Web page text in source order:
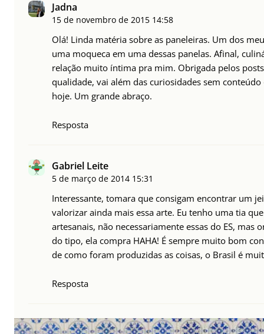
Jadna
15 de novembro de 2015 14:58
Olá! Linda matéria sobre as paneleiras. Um dos
uma moqueca em uma dessas panelas. Afinal,
relação muito íntima pra mim. Obrigada pelos
qualidade, vai além das curiosidades sem
hoje. Um grande abraço.
Resposta
Gabriel Leite
5 de março de 2014 15:31
Interessante, tomara que consigam encontrar um
valorizar ainda mais essa arte. Eu tenho uma tia
artesanais, não necessariamente essas do ES, mas
do tipo, ela compra HAHA! É sempre muito bom
de como foram produzidas as coisas, o Brasil é
Resposta